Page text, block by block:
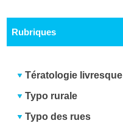
Rubriques
Tératologie livresque
Typo rurale
Typo des rues